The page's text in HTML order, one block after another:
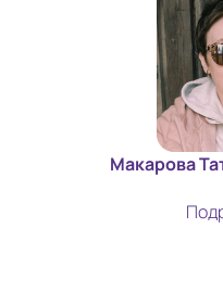
Макарова